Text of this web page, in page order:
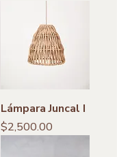
Lámpara Juncal I
Precio
$2,500.00